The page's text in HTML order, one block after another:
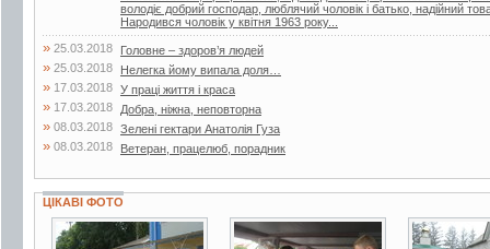
володіє добрий господар, люблячий чоловік і батько, надійний
Народився чоловік у квітня 1963 року...
» 25.03.2018 Головне – здоров’я людей
» 25.03.2018 Нелегка йому випала доля…
» 17.03.2018 У праці життя і краса
» 17.03.2018 Добра, ніжна, неповторна
» 08.03.2018 Зелені гектари Анатолія Гуза
» 08.03.2018 Ветеран, працелюб, порадник
ЦІКАВІ ФОТО
3 фото 6 фото 3 фото